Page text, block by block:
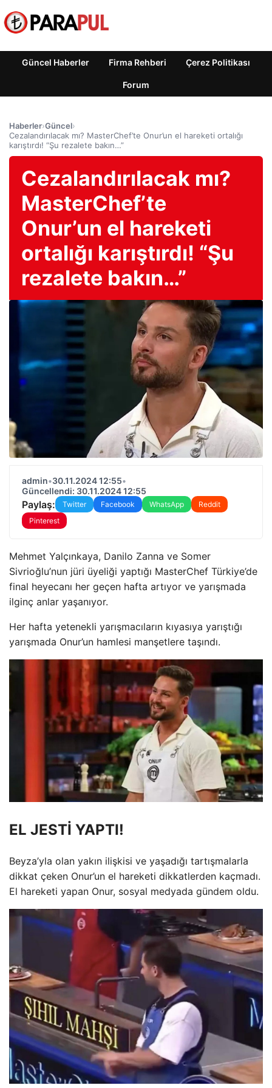
Güncel Haberler Firma Rehberi Çerez Politikası
Forum
Haberler›Güncel›
Cezalandırılacak mı? MasterChef’te Onur’un el hareketi ortalığı
karıştırdı! “Şu rezalete bakın…”
Cezalandırılacak mı?
MasterChef’te
Onur’un el hareketi
ortalığı karıştırdı! “Şu
rezalete bakın…”
admin•30.11.2024 12:55•
Güncellendi: 30.11.2024 12:55
Paylaş: Twitter Facebook WhatsApp
Reddit
Pinterest
Mehmet Yalçınkaya, Danilo Zanna ve Somer
Sivrioğlu’nun jüri üyeliği yaptığı MasterChef Türkiye’de
final heyecanı her geçen hafta artıyor ve yarışmada
ilginç anlar yaşanıyor.
Her hafta yetenekli yarışmacıların kıyasıya yarıştığı
yarışmada Onur’un hamlesi manşetlere taşındı.
EL JESTİ YAPTI!
Beyza’yla olan yakın ilişkisi ve yaşadığı tartışmalarla
dikkat çeken Onur’un el hareketi dikkatlerden kaçmadı.
El hareketi yapan Onur, sosyal medyada gündem oldu.